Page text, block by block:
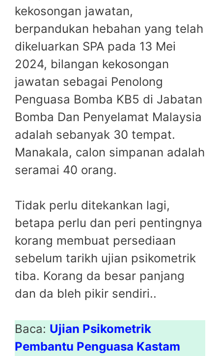
kekosongan jawatan,
berpandukan hebahan yang telah
dikeluarkan SPA pada 13 Mei
2024, bilangan kekosongan
jawatan sebagai Penolong
Penguasa Bomba KB5 di Jabatan
Bomba Dan Penyelamat Malaysia
adalah sebanyak 30 tempat.
Manakala, calon simpanan adalah
seramai 40 orang.
Tidak perlu ditekankan lagi,
betapa perlu dan peri pentingnya
korang membuat persediaan
sebelum tarikh ujian psikometrik
tiba. Korang da besar panjang
dan da bleh pikir sendiri..
Baca: Ujian Psikometrik
Pembantu Penguasa Kastam